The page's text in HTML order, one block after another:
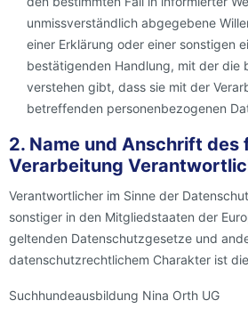
unmissverständlich abgegebene
einer Erklärung oder einer sonstigen
bestätigenden Handlung, mit der die
verstehen gibt, dass sie mit der
betreffenden personenbezogenen
2. Name und Anschrift des
Verarbeitung
Verantwortlicher im Sinne der
sonstiger in den Mitgliedstaaten der
geltenden Datenschutzgesetze und
datenschutzrechtlichem Charakter ist
Suchhundeausbildung Nina Orth UG